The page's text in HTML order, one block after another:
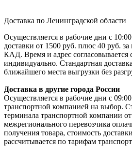
Доставка по Ленинградской области
Осуществляется в рабочие дни с
доставки от 1500 руб. плюс 40 руб.
КАД. Время и адрес согласовывается
индивидуально. Стандартная
ближайшего места выгрузки без
Доставка в другие города России
Осуществляется в рабочие дни с
транспортной компанией на выбор.
терминала транспортной компании
межрегионального перевозчика
получения товара, стоимость
рассчитывается по тарифам